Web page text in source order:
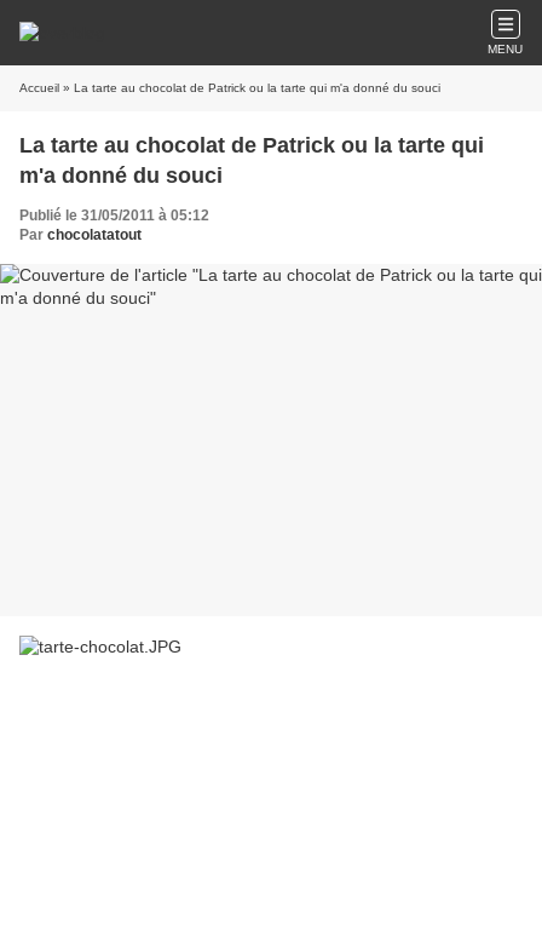
MENU
Accueil » La tarte au chocolat de Patrick ou la tarte qui m'a donné du souci
La tarte au chocolat de Patrick ou la tarte qui
m'a donné du souci
Publié le 31/05/2011 à 05:12
Par chocolatatout